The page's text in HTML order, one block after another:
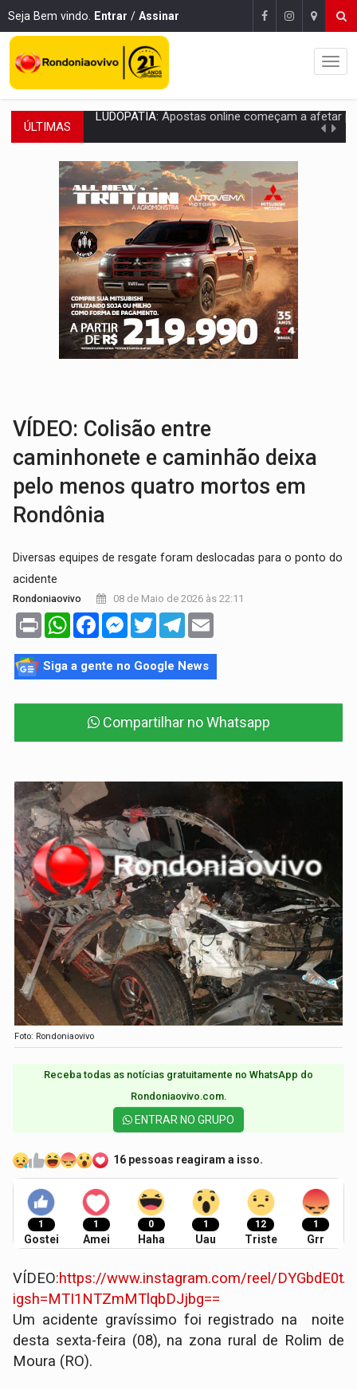
Seja Bem vindo. Entrar / Assinar
ÚLTIMAS REFLORESTAMENTO: Plantar árvores não será mais suficiente para
OVNIS NA LUA:Cientistas alertam para possível base secreta no satélite
ACABOU COM PEUGEOT: Incêndio destrói carro que era rebocado para oficina
VÍDEO:Ladrão é filmado furtando moto na frente do bar
BOLSAS DE PESQUISA:Iniciativa Amazônia+10 lança chamada para fortalecer
MATERIAL:Brasil tem grandes reservas de urânio, mas produz pouco e
VÍDEO:Serpente capturada na fábrica da Coca-Cola é
HOMENAGEM:Cientistas cassados pelo AI-5 se tornam pesquisadores
VÍDEO: Colisão entre
caminhonete e caminhão deixa
pelo menos quatro mortos em
Rondônia
​ Diversas equipes de resgate foram deslocadas para o ponto do
acidente
Rondoniaovivo 08 de Maio de 2026 às 22:11
Print WhatsAppFacebookMessenger
TwitterTelegram
Siga a gente no Google News
Compartilhar no Whatsapp
Foto: Rondoniaovivo
Receba todas as notícias gratuitamente no WhatsApp do
Rondoniaovivo.com.​
ENTRAR NO GRUPO
16 pessoas reagiram a isso.
1
Gostei
1
Amei
0
Haha
1
Uau
12
Triste
1
Grr
VÍDEO:https://www.instagram.com/reel/
igsh=MTI1NTZmMTlqbDJjbg==
​Um acidente gravíssimo foi registrado na noite
desta sexta-feira (08), na zona rural de Rolim de
Moura (RO).